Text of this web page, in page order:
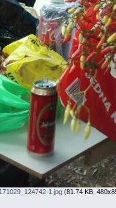
1.jpg(81.74 KB,